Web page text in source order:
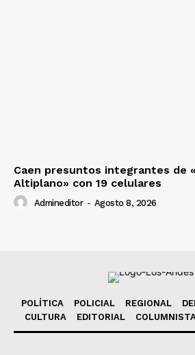
Caen presuntos integrantes de
Altiplano» con 19 celulares
Admineditor - Agosto 8, 2026
POLÍTICA POLICIAL REGIONAL
CULTURA
EDITORIAL